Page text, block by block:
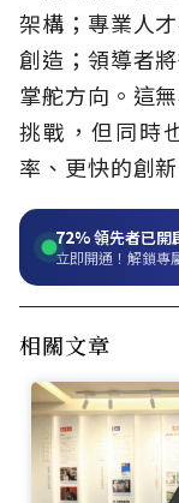
架構；專業人
創造；領導者
掌舵方向。這
挑戰，但同時
率、更快的創
72%領先者已開
立即開通！解鎖專
相關文章